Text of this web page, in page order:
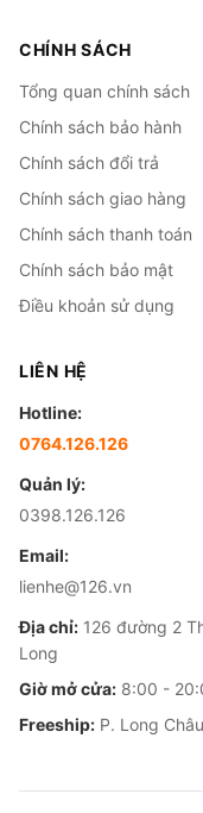
CHÍNH SÁCH
Tổng quan chính sách
Chính sách bảo hành
Chính sách đổi trả
Chính sách giao hàng
Chính sách thanh toán
Chính sách bảo mật
Điều khoản sử dụng
LIÊN HỆ
Hotline:
0764.126.126
Quản lý:
0398.126.126
Email:
lienhe@126.vn
Địa chỉ: 126 đường 2
Long
Giờ mở cửa: 8:00 -
Freeship: P. Long